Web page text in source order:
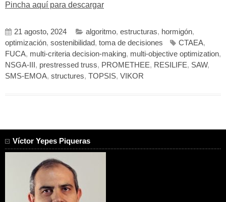
Pincha aquí para descargar
21 agosto, 2024 algoritmo, estructuras, hormigón,
optimización, sostenibilidad, toma de decisiones CTAEA,
FUCA, multi-criteria decision-making, multi-objective optimization,
NSGA-III , prestressed truss, PROMETHEE, RESILIFE, SAW,
SMS-EMOA, structures, TOPSIS, VIKOR
Víctor Yepes Piqueras